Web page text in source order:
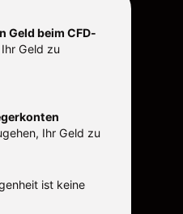
Geld beim CFD-
Geld zu
Ihr Geld zu
ist keine